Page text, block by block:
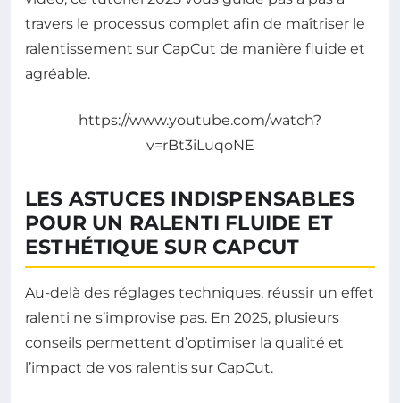
travers le processus complet afin de maîtriser le
ralentissement sur CapCut de manière fluide et
agréable.
https://www.youtube.com/watch?
v=rBt3iLuqoNE
LES ASTUCES INDISPENSABLES
POUR UN RALENTI FLUIDE ET
ESTHÉTIQUE SUR CAPCUT
Au-delà des réglages techniques, réussir un effet
ralenti ne s’improvise pas. En 2025, plusieurs
conseils permettent d’optimiser la qualité et
l’impact de vos ralentis sur CapCut.